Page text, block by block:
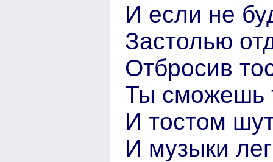
И если не
Застолью
Отбросив
Ты сможешь
И тостом
И музыки